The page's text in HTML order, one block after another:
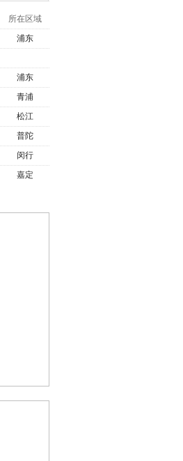
所在区域
浦东
浦东
青浦
松江
普陀
闵行
嘉定